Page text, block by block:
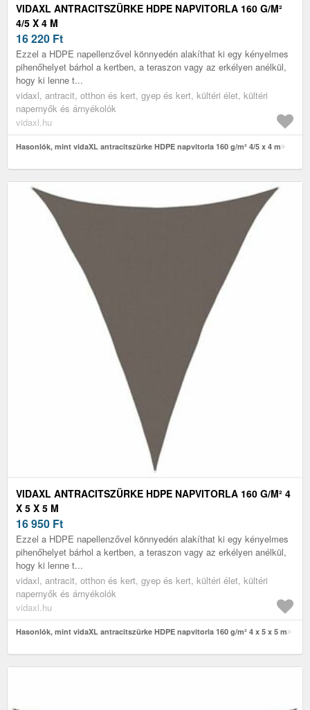
VIDAXL ANTRACITSZÜRKE HDPE NAPVITORLA 160 G/M²
4/5 X 4 M
16 220 Ft
Ezzel a HDPE napellenzővel könnyedén alakíthat ki egy kényelmes
pihenőhelyet bárhol a kertben, a teraszon vagy az erkélyen anélkül,
hogy ki lenne t...
vidaxl, antracit, otthon és kert, gyep és kert, kültéri élet, kültéri
napernyők és árnyékolók
vidaxl.hu
Hasonlók, mint vidaXL antracitszürke HDPE napvitorla 160 g/m² 4/5 x 4 m
VIDAXL ANTRACITSZÜRKE HDPE NAPVITORLA 160 G/M² 4
X 5 X 5 M
16 950 Ft
Ezzel a HDPE napellenzővel könnyedén alakíthat ki egy kényelmes
pihenőhelyet bárhol a kertben, a teraszon vagy az erkélyen anélkül,
hogy ki lenne t...
vidaxl, antracit, otthon és kert, gyep és kert, kültéri élet, kültéri
napernyők és árnyékolók
vidaxl.hu
Hasonlók, mint vidaXL antracitszürke HDPE napvitorla 160 g/m² 4 x 5 x 5 m